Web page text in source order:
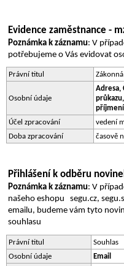
Evidence zaměstnance -
Poznámka k záznamu: V
potřebujeme o Vás evidovat
Právní titul
Osobní údaje
Adresa,
příjmení
Účel zpracování
vedení
Doba zpracování
časově
Přihlášení k odběru
Poznámka k záznamu: V
našeho eshopu   segu.cz,
emailu, budeme vám tyto
souhlasu
Právní titul
Souhlas
Osobní údaje
Email